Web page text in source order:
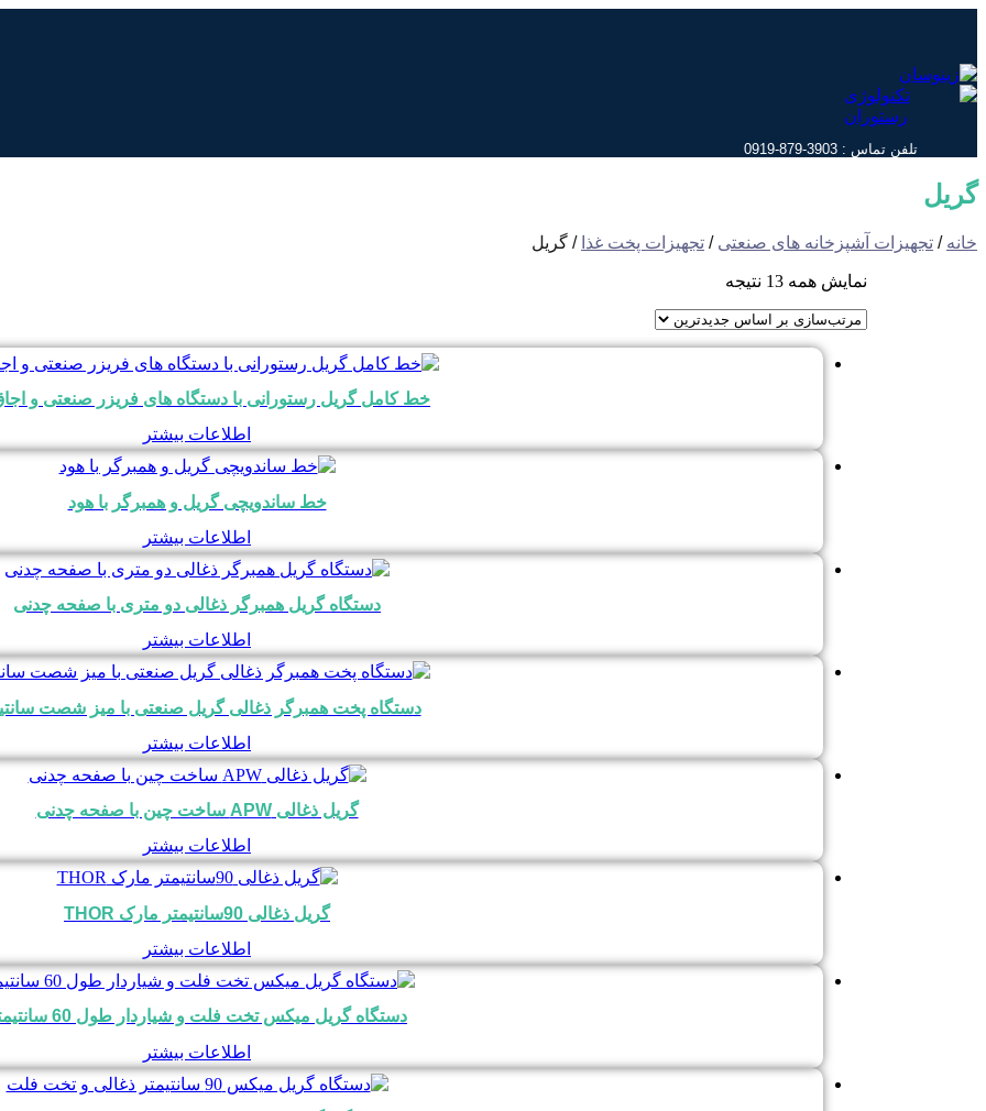
محتوا
تلفن تماس : 3903-879-0919
گریل
خانه / تجهیزات آشپزخانه های صنعتی / تجهیزات پخت غذا / گریل
نمایش همه 13 نتیجه
اساس
جدیدترین
خط کامل گریل رستورانی با دستگاه های فریزر صنعتی و
اطلاعات بیشتر
خط ساندویچی گریل و همبرگر با هود
اطلاعات بیشتر
دستگاه گریل همبرگر ذغالی دو متری با صفحه چدنی
اطلاعات بیشتر
دستگاه پخت همبرگر ذغالی گریل صنعتی با میز شصت
اطلاعات بیشتر
گریل ذغالی APW ساخت چین با صفحه چدنی
اطلاعات بیشتر
گریل ذغالی 90سانتیمتر مارک THOR
اطلاعات بیشتر
دستگاه گریل میکس تخت فلت و شیاردار طول 60 سانتیمتر
اطلاعات بیشتر